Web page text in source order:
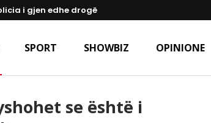
i gjen edhe drogë
SPORT SHOWBIZ OPINIONE
se është i